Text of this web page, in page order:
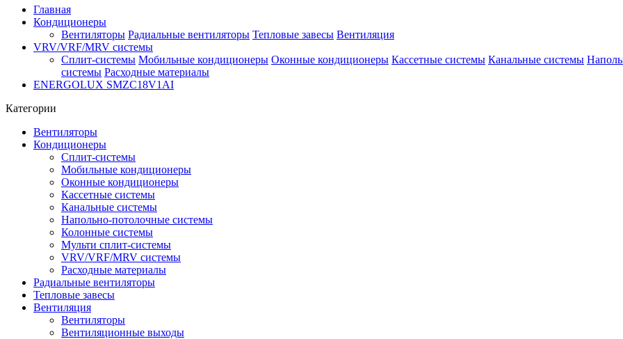
Главная
Кондиционеры
Вентиляторы Радиальные вентиляторы Тепловые завесы Вентиляция
VRV/VRF/MRV системы
Сплит-системы Мобильные кондиционеры Оконные кондиционеры Кассетные системы Канальные системы
системы Расходные материалы
ENERGOLUX SMZC18V1AI
Категории
Вентиляторы
Кондиционеры
Сплит-системы
Мобильные кондиционеры
Оконные кондиционеры
Кассетные системы
Канальные системы
Напольно-потолочные системы
Колонные системы
Мульти сплит-системы
VRV/VRF/MRV системы
Расходные материалы
Радиальные вентиляторы
Тепловые завесы
Вентиляция
Вентиляторы
Вентиляционные выходы